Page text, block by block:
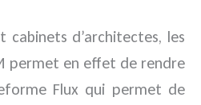
cabinets d’architectes, les
permet en effet de rendre
Flux qui permet de